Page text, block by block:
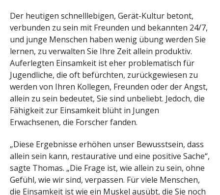
Der heutigen schnelllebigen, Gerät-Kultur betont,
verbunden zu sein mit Freunden und bekannten 24/7,
und junge Menschen haben wenig übung werden Sie
lernen, zu verwalten Sie Ihre Zeit allein produktiv.
Auferlegten Einsamkeit ist eher problematisch für
Jugendliche, die oft befürchten, zurückgewiesen zu
werden von Ihren Kollegen, Freunden oder der Angst,
allein zu sein bedeutet, Sie sind unbeliebt. Jedoch, die
Fähigkeit zur Einsamkeit blüht in Jungen
Erwachsenen, die Forscher fanden.
„Diese Ergebnisse erhöhen unser Bewusstsein, dass
allein sein kann, restaurative und eine positive Sache“,
sagte Thomas. „Die Frage ist, wie allein zu sein, ohne
Gefühl, wie wir sind, verpassen. Für viele Menschen,
die Einsamkeit ist wie ein Muskel ausübt, die Sie noch